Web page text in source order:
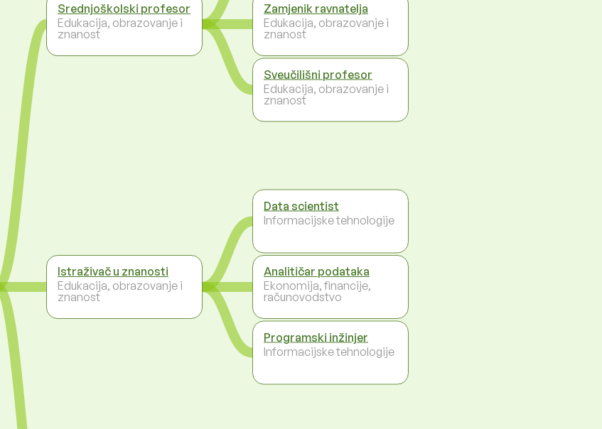
Srednjoškolski profesor
Edukacija, obrazovanje i
znanost
Istraživač u znanosti
Edukacija, obrazovanje i
znanost
Zamjenik ravnatelja
Edukacija, obrazovanje i
znanost
Sveučilišni profesor
Edukacija, obrazovanje i
znanost
Data scientist
Informacijske tehnologije
Analitičar podataka
Ekonomija, financije,
računovodstvo
Programski inžinjer
Informacijske tehnologije